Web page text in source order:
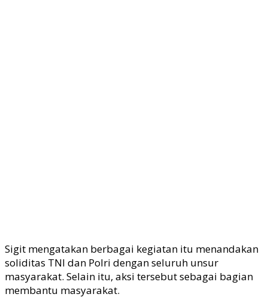
Sigit mengatakan berbagai kegiatan itu menandakan
soliditas TNI dan Polri dengan seluruh unsur
masyarakat. Selain itu, aksi tersebut sebagai bagian
membantu masyarakat.